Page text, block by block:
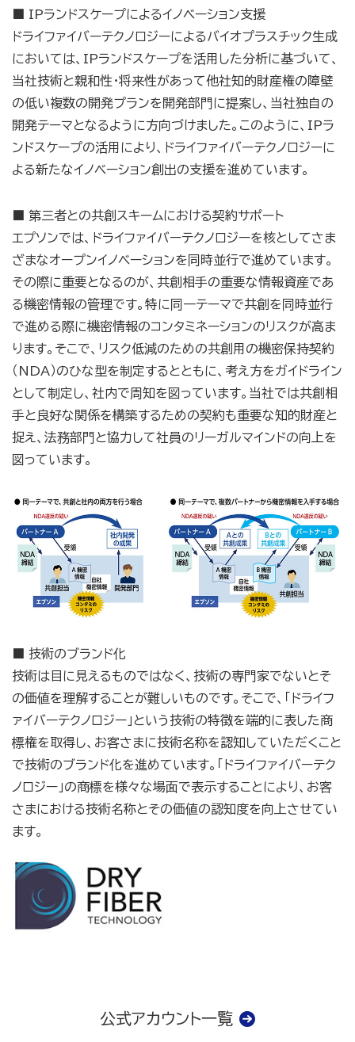
■ IPランドスケープによるイノベーション支援
ドライファイバーテクノロジーによるバイオプラスチック生成
においては、IPランドスケープを活用した分析に基づいて、
当社技術と親和性・将来性があって他社知的財産権の障壁
の低い複数の開発プランを開発部門に提案し、当社独自の
開発テーマとなるように方向づけました。このように、IPラ
ンドスケープの活用により、ドライファイバーテクノロジーに
よる新たなイノベーション創出の支援を進めています。
■ 第三者との共創スキームにおける契約サポート
エプソンでは、ドライファイバーテクノロジーを核としてさま
ざまなオープンイノベーションを同時並行で進めています。
その際に重要となるのが、共創相手の重要な情報資産であ
る機密情報の管理です。特に同一テーマで共創を同時並行
で進める際に機密情報のコンタミネーションのリスクが高ま
ります。そこで、リスク低減のための共創用の機密保持契約
（NDA）のひな型を制定するとともに、考え方をガイドライン
として制定し、社内で周知を図っています。当社では共創相
手と良好な関係を構築するための契約も重要な知的財産と
捉え、法務部門と協力して社員のリーガルマインドの向上を
図っています。
■ 技術のブランド化
技術は目に見えるものではなく、技術の専門家でないとそ
の価値を理解することが難しいものです。そこで、「ドライフ
ァイバーテクノロジー」という技術の特徴を端的に表した商
標権を取得し、お客さまに技術名称を認知していただくこと
で技術のブランド化を進めています。「ドライファイバーテク
ノロジー」の商標を様々な場面で表示することにより、お客
さまにおける技術名称とその価値の認知度を向上させてい
ます。
公式アカウント一覧